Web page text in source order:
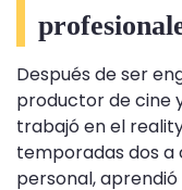
Después de ser
productor de cine
trabajó en el
temporadas dos a
personal,